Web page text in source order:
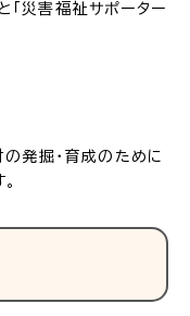
「災害福祉サポーター
発掘・育成のために